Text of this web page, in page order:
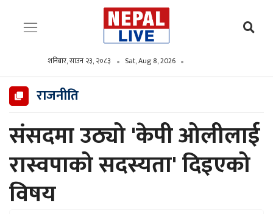
शनिबार, साउन २३, २०८३ Sat, Aug 8, 2026
राजनीति
संसदमा उठ्यो 'केपी ओलीलाई
रास्वपाको सदस्यता' दिइएको
विषय